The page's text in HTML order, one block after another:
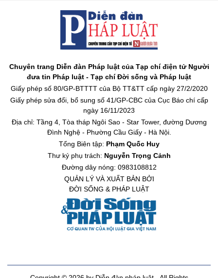
Chuyên trang Diễn đàn Pháp luật của Tạp chí điện tử Người
đưa tin Pháp luật - Tạp chí Đời sống và Pháp luật
Giấy phép số 80/GP-BTTTT của Bộ TT&TT cấp ngày 27/2/2020
Giấy phép sửa đổi, bổ sung số 41/GP-CBC của Cục Báo chí cấp
ngày 16/11/2023
Địa chỉ: Tầng 4, Tòa tháp Ngôi Sao - Star Tower, đường Dương
Đình Nghệ - Phường Cầu Giấy - Hà Nội.
Tổng Biên tập: Phạm Quốc Huy
Thư ký phụ trách: Nguyễn Trọng Cảnh
Đường dây nóng: 0983108812
QUẢN LÝ VÀ XUẤT BẢN BỞI
ĐỜI SỐNG & PHÁP LUẬT